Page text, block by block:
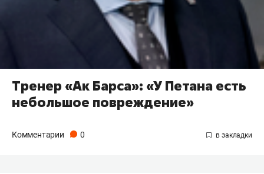
Тренер «Ак Барса»: «У Петана есть
небольшое повреждение»
Комментарии 0